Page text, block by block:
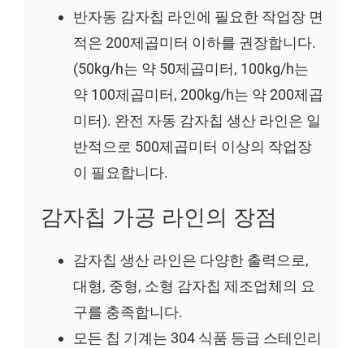
반자동 감자칩 라인에 필요한 작업장 면
적은 200제곱미터 이하를 권장합니다.
(50kg/h는 약 50제곱미터, 100kg/h는
약 100제곱미터, 200kg/h는 약 200제곱
미터). 완전 자동 감자칩 생산 라인은 일
반적으로 500제곱미터 이상의 작업장
이 필요합니다.
감자칩 가공 라인의 장점
감자칩 생산 라인은 다양한 출력으로,
대형, 중형, 소형 감자칩 제조업체의 요
구를 충족합니다.
모든 칩 기계는 304 식품 등급 스테인리